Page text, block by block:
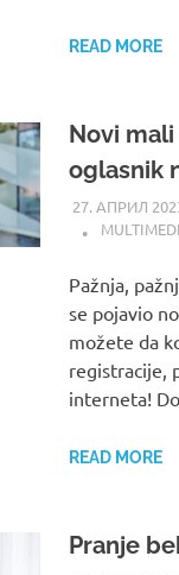
READ MORE
Novi
oglasnik
27. АПРИЛ
Pažnja,
se pojavio
možete da
registracije,
interneta!
READ MORE
Pranje